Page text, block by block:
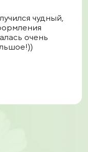
чудный,
очень